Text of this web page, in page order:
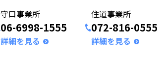
守口事業所
06-6998-1555
詳細を見る
住道事業所
072-816-0555
詳細を見る